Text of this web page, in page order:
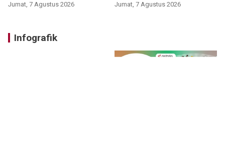
Jumat, 7 Agustus 2026 Jumat, 7 Agustus 2026
Infografik